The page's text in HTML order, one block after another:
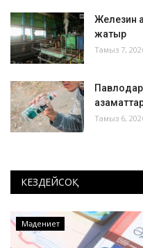
Железин
жатыр
Тамыз 7,
Тамыз 6,
КЕЗДЕЙСОҚ
Мәдениет